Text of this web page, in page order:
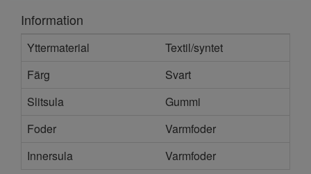
Information
Yttermaterial
Textil/syntet
Färg
Svart
Slitsula
Gummi
Foder
Varmfoder
Innersula
Varmfoder